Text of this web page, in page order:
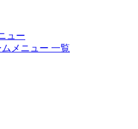
ュー
メニュー 一覧